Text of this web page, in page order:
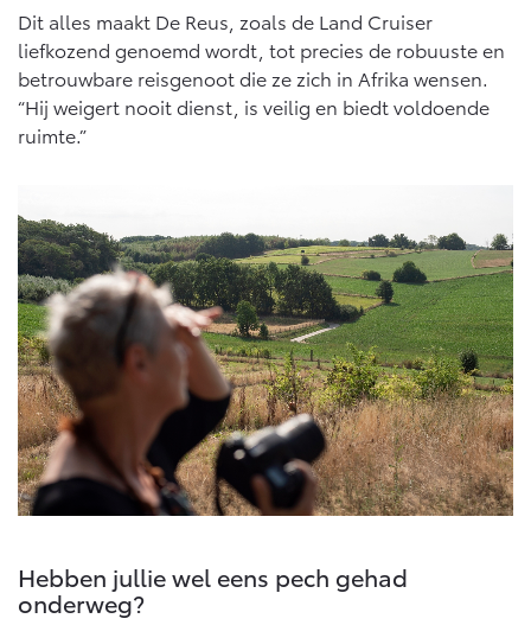
Dit alles maakt De Reus, zoals de Land Cruiser
liefkozend genoemd wordt, tot precies de robuuste en
betrouwbare reisgenoot die ze zich in Afrika wensen.
“Hij weigert nooit dienst, is veilig en biedt voldoende
ruimte.”
Hebben jullie wel eens pech gehad
onderweg?